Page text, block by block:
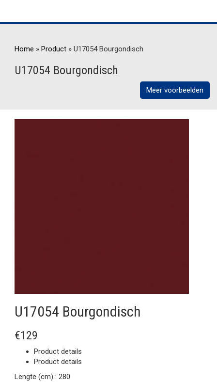
Home » Product » U17054 Bourgondisch
U17054 Bourgondisch
Meer voorbeelden
U17054 Bourgondisch
€129
Product details
Product details
Lengte (cm) : 280